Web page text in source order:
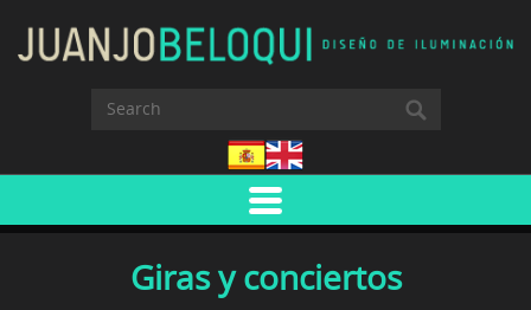
Giras y conciertos